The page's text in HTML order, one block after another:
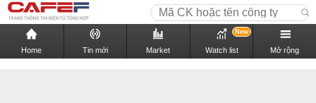
Home Tin mới Market Watch list
New
Mở rộng